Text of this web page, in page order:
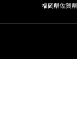
福岡県佐賀県